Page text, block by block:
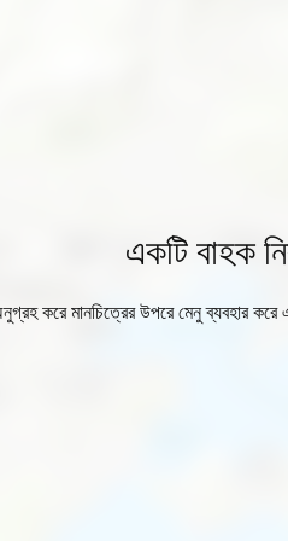
একটি বাহক
করে মানচিত্রের উপরে মেনু ব্যবহার করে